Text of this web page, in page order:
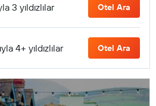
3 yıldızlılar Otel Ara
4+ yıldızlılar Otel Ara